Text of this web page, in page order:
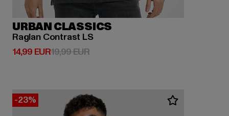
URBAN CLASSICS
Raglan Contrast LS
14,99 EUR
Derzeitiger Preis: 14,99 EUR
19,99 EURAktionspreis: 19,99 EUR
-23%